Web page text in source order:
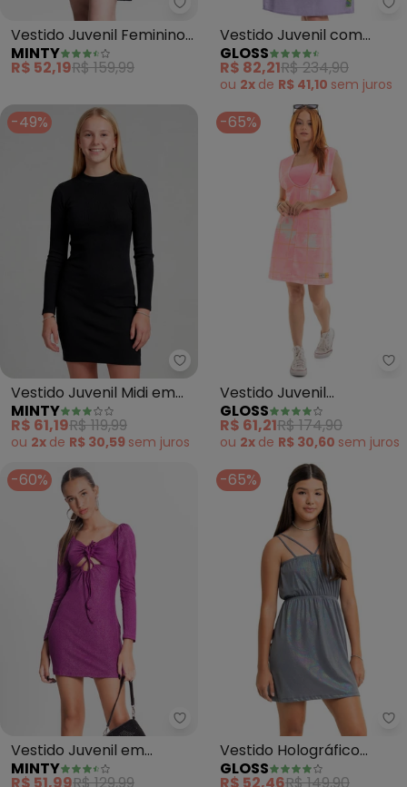
Minty - Vestido Juvenil
Vestido Juvenil Feminino
em Lurex (Preto)
MINTY
R$ 52,19R$ 159,99
Vestido Juvenil com
Manga Bufante (Roxo)
GLOSS
R$ 82,21R$ 234,90
ou 2x de R$ 41,10 sem juros
-49%
Vestido Juvenil Midi em
Ribana (Preto)
MINTY
R$ 61,19R$ 119,99
ou 2x de R$ 30,59 sem juros
-65%
Vestido Juvenil
Quadriculado com
Top(Rosa Candy)
GLOSS
R$ 61,21R$ 174,90
ou 2x de R$ 30,60 sem juros
-60%
Minty - Vestido Juvenil em
Vestido Juvenil em
Ribana Canelada Lurex
MINTY
-65%
Vestido Holográfico
Juvenil (Cinza)
GLOSS